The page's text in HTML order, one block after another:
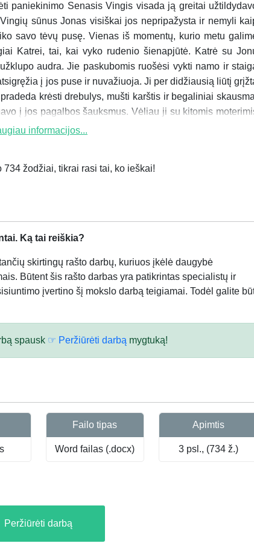
paniekinimo Senasis Vingis visada ją greitai
sūnus Jonas visiškai jos nepripažysta ir nemyli
savo tėvų pusę. Vienas iš momentų, kurio metu
Katrei, tai, kai vyko rudenio šienapjūtė. Katrė su
audra. Jie paskubomis ruošėsi vykti namo ir
į jos puse ir nuvažiuoja. Ji per didžiausią liūtį
krėsti drebulys, mušti karštis ir begaliniai
į jos pagalbos šauksmus. Vėliau ji su kitomis
informacijos...
734 žodžiai, tikrai rasi tai, ko ieškai!
Ką tai reiškia?
skirtingų rašto darbų, kuriuos įkėlė daugybė
Būtent šis rašto darbas yra patikrintas specialistų ir
įvertino šį mokslo darbą teigiamai. Todėl galite
spausk ☞ Peržiūrėti darbąmygtuką!
Failo tipas
Word failas (.docx)
Apimtis
3 psl., (734 ž.)
Peržiūrėti darbą